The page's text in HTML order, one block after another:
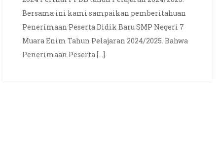
2024
Bersama ini kami sampaikan pemberitahuan
Penerimaan Peserta Didik Baru SMP Negeri 7
Muara Enim Tahun Pelajaran 2024/2025. Bahwa
Penerimaan Peserta […]